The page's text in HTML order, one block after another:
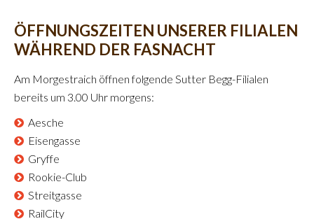
ÖFFNUNGSZEITEN UNSERER FILIALEN
WÄHREND DER FASNACHT
Am Morgestraich öffnen folgende Sutter Begg-Filialen
bereits um 3.00 Uhr morgens:
Aesche
Eisengasse
Gryffe
Rookie-Club
Streitgasse
RailCity